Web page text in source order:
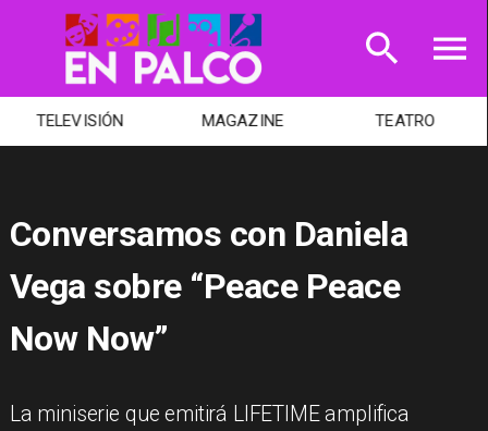
MAGAZINE TEATRO MÚSICA
Conversamos con Daniela
Vega sobre “Peace Peace
Now Now”
La miniserie que emitirá LIFETIME amplifica